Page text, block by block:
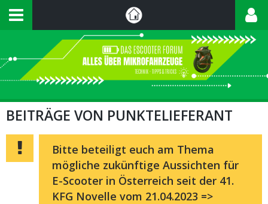
BEITRÄGE VON PUNKTELIEFERANT
Bitte beteiligt euch am Thema
mögliche zukünftige Aussichten für
E-Scooter in Österreich seit der 41.
KFG Novelle vom 21.04.2023 =>